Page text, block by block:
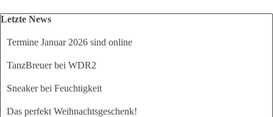
Block überspringen Letzte News
Letzte News
Termine Januar 2026 sind online
TanzBreuer bei WDR2
Sneaker bei Feuchtigkeit
Das perfekt Weihnachtsgeschenk!